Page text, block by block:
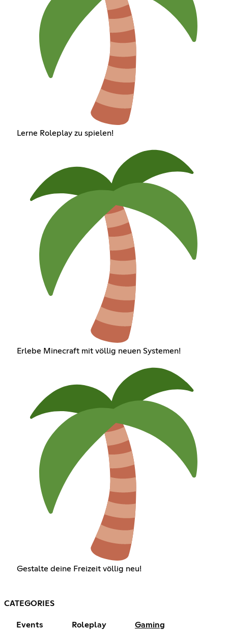
Lerne Roleplay zu spielen!
Erlebe Minecraft mit völlig neuen Systemen!
Gestalte deine Freizeit völlig neu!
CATEGORIES
Events Roleplay Gaming